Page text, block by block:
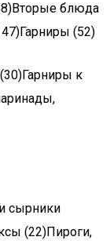
блюда
(52)
к
сырники
(22)Пироги,